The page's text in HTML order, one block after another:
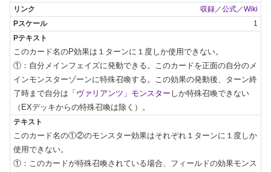
収録／公式／Wiki
1
このカード名のP効果は１ターンに１度しか使用できない。
①：自分メインフェイズに発動できる。このカードを正面の自分のメ
インモンスターゾーンに特殊召喚する。この効果の発動後、ターン終
了時まで自分は 「ヴァリアンツ」モンスター しか特殊召喚できない
（EXデッキからの特殊召喚は除く）。
このカード名の①②のモンスター効果はそれぞれ１ターンに１度しか
使用できない。
①：このカードが特殊召喚されている場合、フィールドの効果モンス